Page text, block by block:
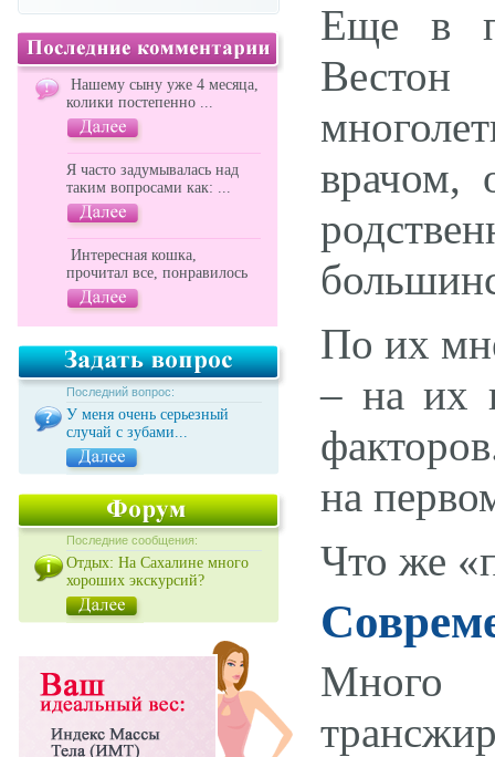
Нашему сыну уже 4 месяца,
колики постепенно ...
Я часто задумывалась над
таким вопросами как: ...
Интересная кошка,
прочитал все, понравилось
Последний вопрос:
У меня очень серьезный
случай с зубами...
Последние сообщения:
Отдых: На Сахалине много
хороших экскурсий?
Еще в
Вестон
врачом,
По их
– на их
на
Что же
Много